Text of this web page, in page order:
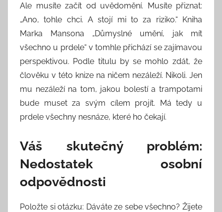
Ale musíte začít od uvědomění. Musíte přiznat:
„Ano, tohle chci. A stojí mi to za riziko.“ Kniha
Marka Mansona „Důmyslné umění, jak mít
všechno u prdele“ v tomhle přichází se zajímavou
perspektivou. Podle titulu by se mohlo zdát, že
člověku v této knize na ničem nezáleží. Nikoli. Jen
mu nezáleží na tom, jakou bolestí a trampotami
bude muset za svým cílem projít. Má tedy u
prdele všechny nesnáze, které ho čekají.
Váš skutečný problém:
Nedostatek osobní
odpovědnosti
Položte si otázku: Dáváte ze sebe všechno? Žijete